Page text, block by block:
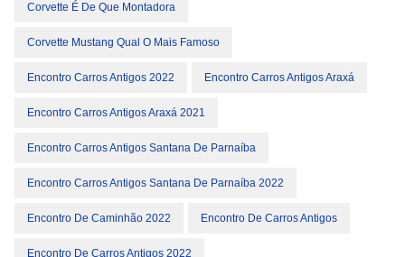
Corvette É De Que Montadora
Corvette Mustang Qual O Mais Famoso
Encontro Carros Antigos 2022 Encontro Carros Antigos Araxá
Encontro Carros Antigos Araxá 2021
Encontro Carros Antigos Santana De Parnaíba
Encontro Carros Antigos Santana De Parnaíba 2022
Encontro De Caminhão 2022 Encontro De Carros Antigos
Encontro De Carros Antigos 2022